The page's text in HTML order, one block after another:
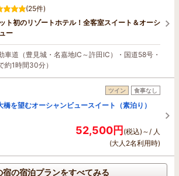
(25件)
ト初のリゾートホテル！全客室スイート＆オーシ
ー
車道（豊見城・名嘉地IC～許田IC）・国道58号・
約1時間30分）
ツイン 食事なし
橋を望むオーシャンビュースイート（素泊り）
52,500円(税込)～/ 人
(大人2名利用時)
宿の宿泊プランをすべてみる